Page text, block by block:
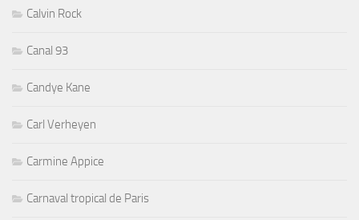
Calvin Rock
Canal 93
Candye Kane
Carl Verheyen
Carmine Appice
Carnaval tropical de Paris